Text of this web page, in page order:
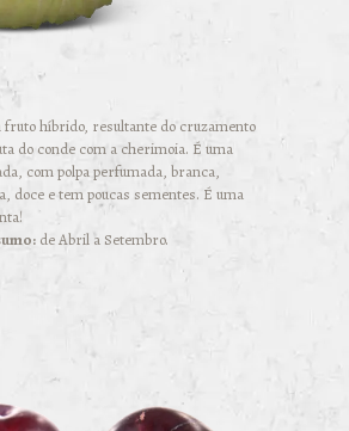
fruto híbrido, resultante do cruzamento
do conde com a cherimoia. É uma
com polpa perfumada, branca,
doce e tem poucas sementes. É uma
de Abril a Setembro.